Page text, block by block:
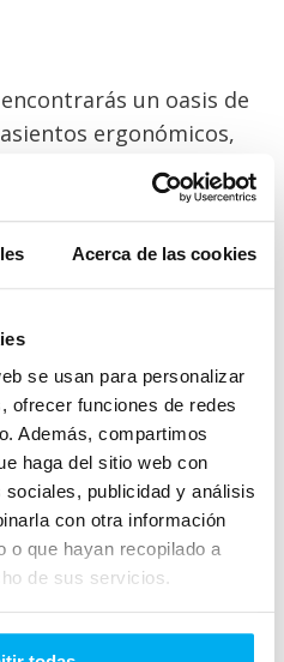
Acerca de las cookies
se usan para personalizar
ofrecer funciones de redes
Además, compartimos
haga del sitio web con
publicidad y análisis
con otra información
o que hayan recopilado a
de sus servicios.
un oasis de
ergonómicos,
de última
acogedor y
de infoentretenimiento
en la comodidad y
para tu Estilo